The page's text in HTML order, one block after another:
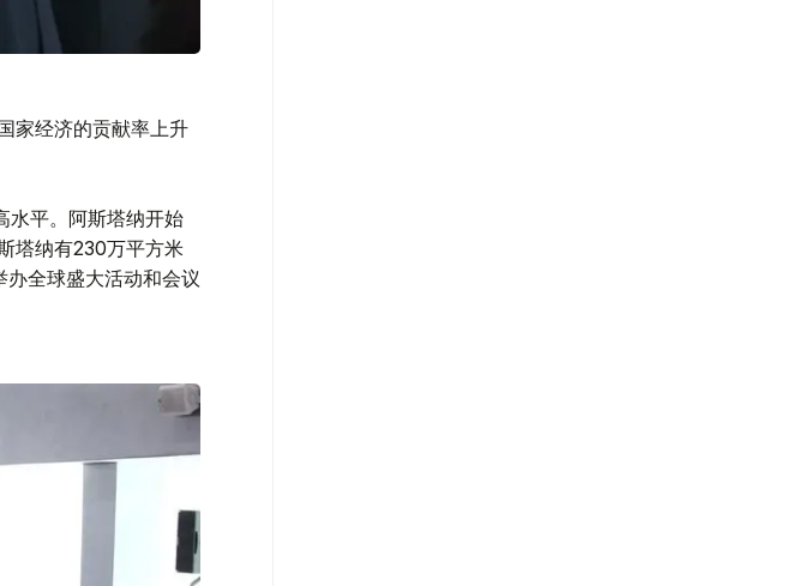
家经济的贡献率上升
水平。阿斯塔纳开始
塔纳有230万平方米
全球盛大活动和会议